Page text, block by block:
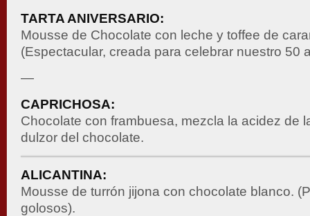
TARTA ANIVERSARIO:
Mousse de Chocolate con leche y toffee de
(Espectacular, creada para celebrar nuestro 50
—
CAPRICHOSA:
Chocolate con frambuesa, mezcla la acidez de
dulzor del chocolate.
ALICANTINA:
Mousse de turrón jijona con chocolate blanco.
golosos).